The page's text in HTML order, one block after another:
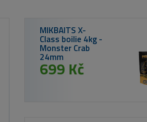
Nikl CSL Mixer
Calanus & Krill
500ml
od 129 Kč